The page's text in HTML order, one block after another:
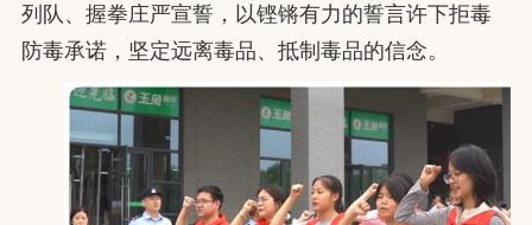
列队、握拳庄严宣誓，以铿锵有力的誓言许下拒毒
防毒承诺，坚定远离毒品、抵制毒品的信念。